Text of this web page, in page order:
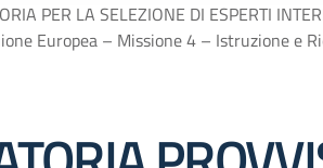
PER LA SELEZIONE DI ESPERTI
Europea – Missione 4 – Istruzione e